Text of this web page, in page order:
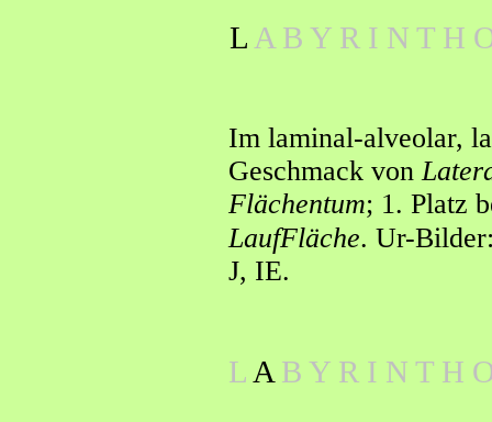
L A B Y R I N T H
Im laminal-alveolar,
Geschmack vonL
Flächentum; 1. Platz
LaufFläche. Ur-
J, IE.
L A B Y R I N T H